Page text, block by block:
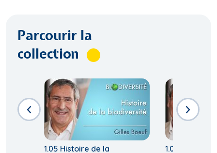
Parcourir la
collection
1.05 Histoire de la
1.07